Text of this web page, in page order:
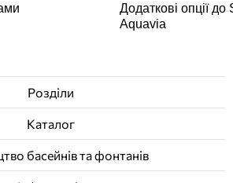
Додаткові опції
Aquavia
Розділи
Каталог
басейнів та фонтанів